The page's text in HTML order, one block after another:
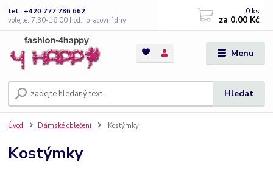
Menu
Hledat
tel.: +420 777 786 662
volejte: 7:30-16:00 hod., pracovní dny
0 ks
za 0,00 Kč
Úvod Dámské oblečení Kostýmky
Kostýmky